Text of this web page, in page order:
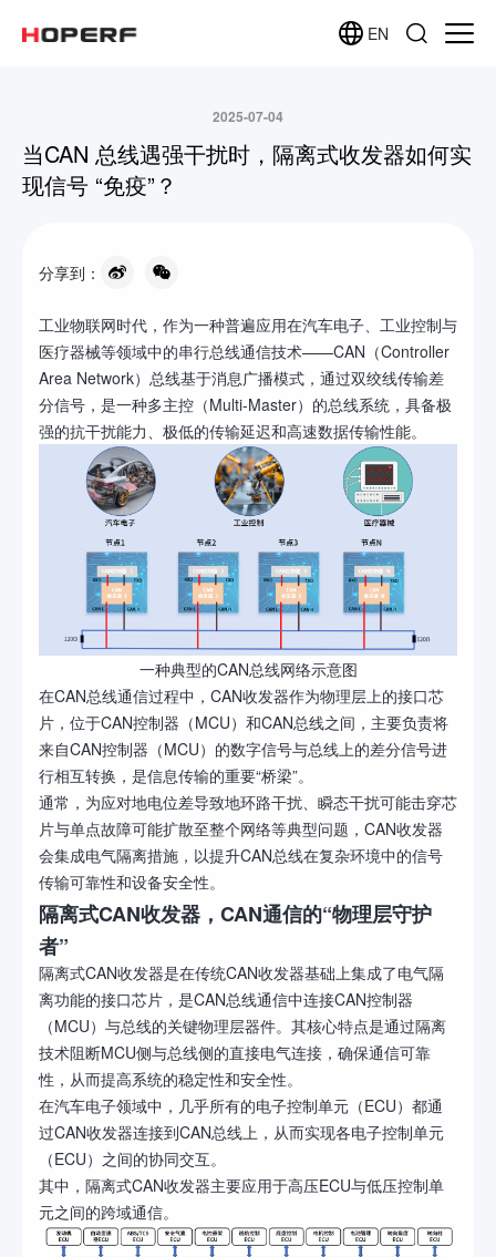
EN
2025-07-04
当CAN 总线遇强干扰时，隔离式收发器如何实
现信号 “免疫”？
分享到：
工业物联网时代，作为一种普遍应用在汽车电子、工业控制与
医疗器械等领域中的串行总线通信技术——CAN（Controller
Area Network）总线基于消息广播模式，通过双绞线传输差
分信号，是一种多主控（Multi-Master）的总线系统，具备极
强的抗干扰能力、极低的传输延迟和高速数据传输性能。
一种典型的CAN总线网络示意图
在CAN总线通信过程中，CAN收发器作为物理层上的接口芯
片，位于CAN控制器（MCU）和CAN总线之间，主要负责将
来自CAN控制器（MCU）的数字信号与总线上的差分信号进
行相互转换，是信息传输的重要“桥梁”。
通常，为应对地电位差导致地环路干扰、瞬态干扰可能击穿芯
片与单点故障可能扩散至整个网络等典型问题，CAN收发器
会集成电气隔离措施，以提升CAN总线在复杂环境中的信号
传输可靠性和设备安全性。
隔离式CAN收发器，CAN通信的“物理层守护
者”
隔离式CAN收发器是在传统CAN收发器基础上集成了电气隔
离功能的接口芯片，是CAN总线通信中连接CAN控制器
（MCU）与总线的关键物理层器件。其核心特点是通过隔离
技术阻断MCU侧与总线侧的直接电气连接，确保通信可靠
性，从而提高系统的稳定性和安全性。
在汽车电子领域中，几乎所有的电子控制单元（ECU）都通
过CAN收发器连接到CAN总线上，从而实现各电子控制单元
（ECU）之间的协同交互。
其中，隔离式CAN收发器主要应用于高压ECU与低压控制单
元之间的跨域通信。